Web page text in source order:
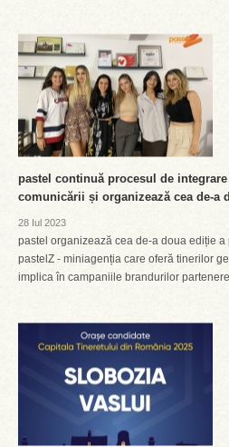
pastel continuă procesul de
comunicării și organizează cea de-a
28 Iul 2023
pastel organizează cea de-a doua ediție
pastelZ - miniagenția care oferă tinerilor
implica în campaniile brandurilor